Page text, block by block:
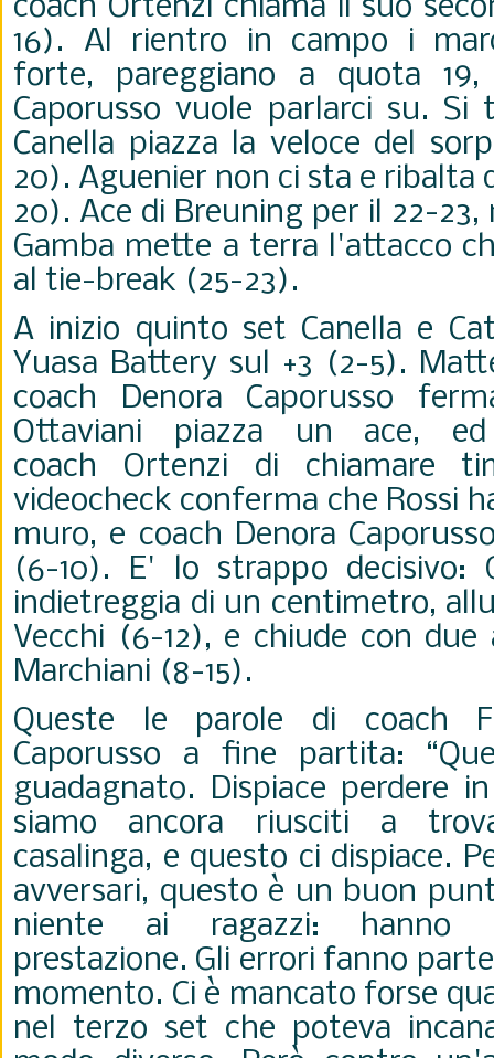
coach Ortenzi chiama il suo
16). Al rientro in campo i
forte, pareggiano a quota
Caporusso vuole parlarci su. Si
Canella piazza la veloce del
20). Aguenier non ci sta e ribalta
20). Ace di Breuning per il 22-
Gamba mette a terra l'attacco
al tie-break (25-23).
A inizio quinto set Canella e
Yuasa Battery sul +3 (2-5).
coach Denora Caporusso
Ottaviani piazza un ace,
coach Ortenzi di chiamare
videocheck conferma che Rossi
muro, e coach Denora
(6-10). E' lo strappo decisivo:
indietreggia di un centimetro,
Vecchi (6-12), e chiude con due
Marchiani (8-15).
Queste le parole di coach
Caporusso a fine partita:
guadagnato. Dispiace perdere
siamo ancora riusciti a
casalinga, e questo ci dispiace.
avversari, questo è un buon
niente ai ragazzi: hanno
prestazione. Gli errori fanno
momento. Ci è mancato forse
nel terzo set che poteva